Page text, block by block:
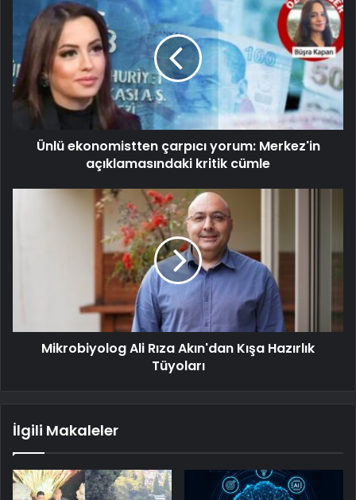
Ünlü ekonomistten çarpıcı yorum: Merkez'in
açıklamasındaki kritik cümle
Mikrobiyolog Ali Rıza Akın'dan Kışa Hazırlık
Tüyoları
İlgili Makaleler